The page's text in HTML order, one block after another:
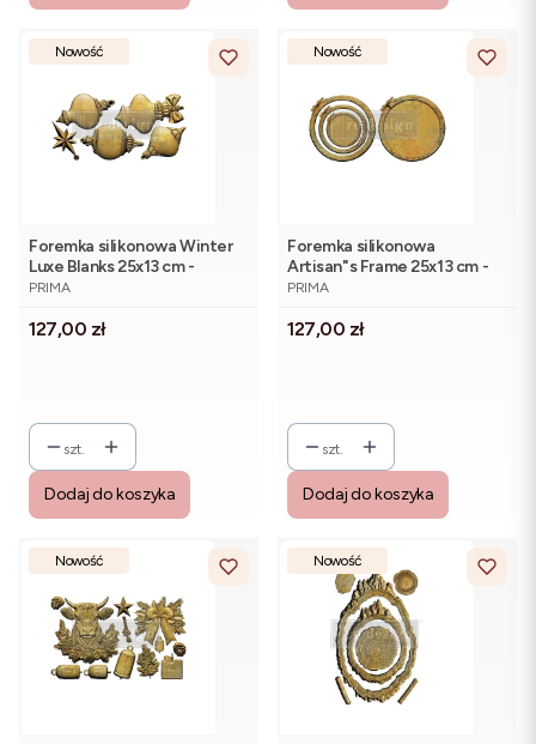
Nowość
Foremka silikonowa Winter
Luxe Blanks 25x13 cm -
Re·Design Prima
PRODUCENT
PRIMA
Cena
127,00 zł
szt.
Dodaj do koszyka
Nowość
Foremka silikonowa
Artisan"s Frame 25x13 cm -
PRODUCENT
PRIMA
Cena
127,00 zł
szt.
Dodaj do koszyka
Nowość Nowość